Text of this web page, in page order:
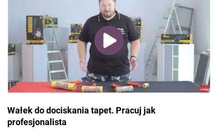
Wałek do dociskania tapet. Pracuj jak
profesjonalista